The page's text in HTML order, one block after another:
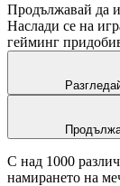
Продължавай да
Наслади се на
гейминг
С над 1000
намирането на